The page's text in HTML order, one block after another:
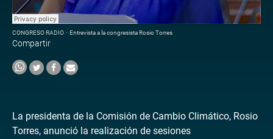
CONGRESO RADIO · Entrevista a la congresista Rosio Torres
Compartir
La presidenta de la Comisión de Cambio Climático, Rosio
Torres, anunció la realización de sesiones